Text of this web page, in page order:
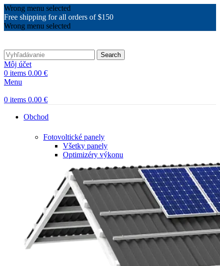
Wrong menu selected
Free shipping for all orders of $150
Wrong menu selected
Search
Môj účet
0 items 0.00 €
Menu
0 items 0.00 €
Obchod
Fotovoltické panely
Všetky panely
Optimizéry výkonu